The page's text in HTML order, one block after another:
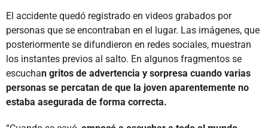
El accidente quedó registrado en videos grabados por
personas que se encontraban en el lugar. Las imágenes, que
posteriormente se difundieron en redes sociales, muestran
los instantes previos al salto. En algunos fragmentos se
escuchan gritos de advertencia y sorpresa cuando varias
personas se percatan de que la joven aparentemente no
estaba asegurada de forma correcta.